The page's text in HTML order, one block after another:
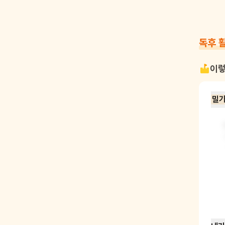
독후
이
밀